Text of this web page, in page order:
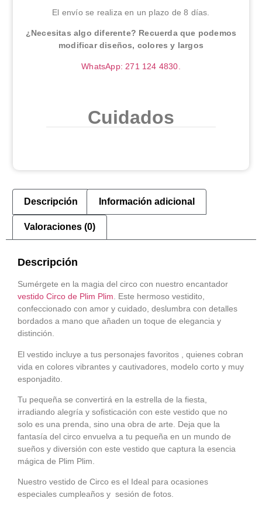
El envío se realiza en un plazo de 8 días.
¿Necesitas algo diferente? Recuerda que podemos
modificar diseños, colores y largos
WhatsApp: 271 124 4830.
Cuidados
Descripción Información adicional
Valoraciones (0)
Descripción
Sumérgete en la magia del circo con nuestro encantador
vestido Circo de Plim Plim. Este hermoso vestidito,
confeccionado con amor y cuidado, deslumbra con detalles
bordados a mano que añaden un toque de elegancia y
distinción.
El vestido incluye a tus personajes favoritos , quienes cobran
vida en colores vibrantes y cautivadores, modelo corto y muy
esponjadito.
Tu pequeña se convertirá en la estrella de la fiesta,
irradiando alegría y sofisticación con este vestido que no
solo es una prenda, sino una obra de arte. Deja que la
fantasía del circo envuelva a tu pequeña en un mundo de
sueños y diversión con este vestido que captura la esencia
mágica de Plim Plim.
Nuestro vestido de Circo es el Ideal para ocasiones
especiales cumpleaños y sesión de fotos.